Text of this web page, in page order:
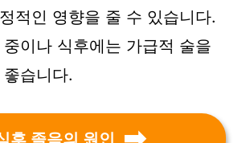
적인 영향을 줄 수 있습니다.
이나 식후에는 가급적 술을
습니다.
후 졸음의 원인